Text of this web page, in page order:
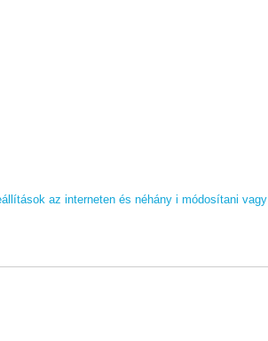
az interneten és néhány i módosítani vagy